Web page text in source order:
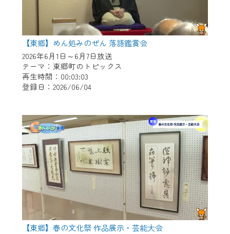
【東郷】めん処みのぜん 落語鑑賞会
2026年6月1日～6月7日放送
テーマ：東郷町のトピックス
再生時間：00:03:03
登録日：2026/06/04
【東郷】春の文化祭 作品展示・芸能大会